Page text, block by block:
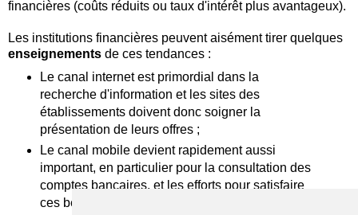
financières (coûts réduits ou taux d'intérêt plus avantageux).
Les institutions financières peuvent aisément tirer quelques
enseignements de ces tendances :
Le canal internet est primordial dans la
recherche d'information et les sites des
établissements doivent donc soigner la
présentation de leurs offres ;
Le canal mobile devient rapidement aussi
important, en particulier pour la consultation des
comptes bancaires, et les efforts pour satisfaire
ces besoins ne doivent pas être négligés ;